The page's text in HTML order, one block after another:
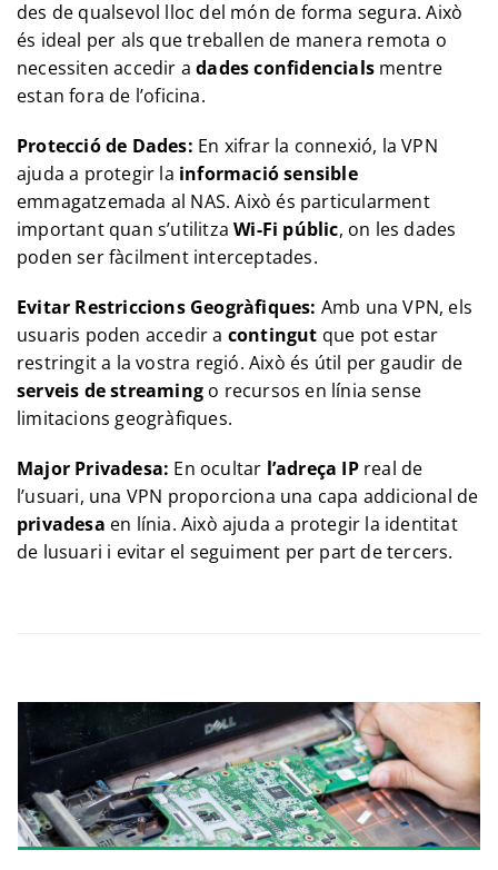
des de qualsevol lloc del món de forma segura. Això
és ideal per als que treballen de manera remota o
necessiten accedir adades confidencials mentre
estan fora de l’oficina.
Protecció de Dades: En xifrar la connexió, la VPN
ajuda a protegir la informació sensible
emmagatzemada al NAS. Això és particularment
important quan s’utilitzaWi-Fi públic, on les dades
poden ser fàcilment interceptades.
Evitar Restriccions Geogràfiques: Amb una VPN, els
usuaris poden accedir a contingut que pot estar
restringit a la vostra regió. Això és útil per gaudir de
serveis de streaming o recursos en línia sense
limitacions geogràfiques.
Major Privadesa: En ocultar l’adreça IPreal de
l’usuari, una VPN proporciona una capa addicional de
privadesa en línia. Això ajuda a protegir la identitat
de lusuari i evitar el seguiment per part de tercers.